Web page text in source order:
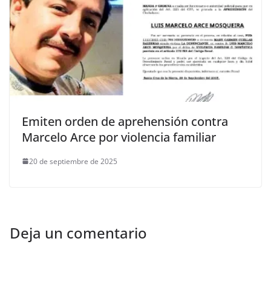
Emiten orden de aprehensión contra
Marcelo Arce por violencia familiar
20 de septiembre de 2025
Deja un comentario